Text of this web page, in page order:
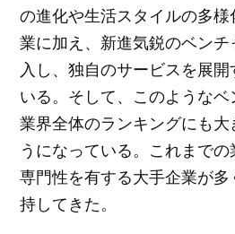
の進化や生活スタイルの多
業に加え、新進気鋭のベン
入し、独自のサービスを展
いる。そして、このようなベ
業界全体のランキングにも大
うになっている。これまで
専門性を有する大手企業が
持してきた。